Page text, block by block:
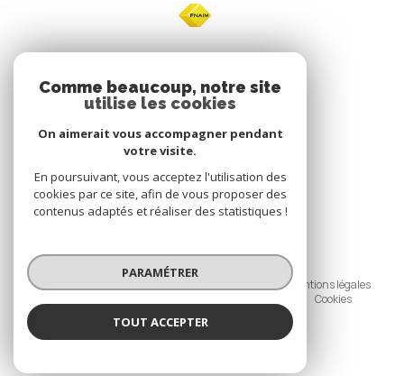
NOS
© 2026 | Tous droits réservés
Mentions légales
Cookies
Comme beaucoup, notre site
utilise les cookies
On aimerait vous accompagner pendant
votre visite.
En poursuivant, vous acceptez l'utilisation des
cookies par ce site, afin de vous proposer des
contenus adaptés et réaliser des statistiques !
PARAMÉTRER
TOUT ACCEPTER